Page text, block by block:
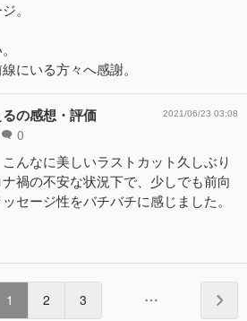
。
にいる方々へ感謝。
の感想・評価
0
2021/06/23 03:08
んなに美しいラストカット久しぶり
禍の不安な状況下で、少しでも前向
セージ性をバチバチに感じました。
1 2 3